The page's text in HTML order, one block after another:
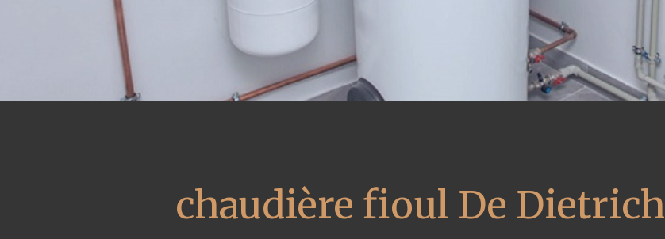
chaudière fioul De Dietrich